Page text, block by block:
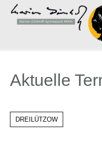
Marion-Dönhoff-
Aktuelle Termine -
Aktuelle
DREILÜTZOW